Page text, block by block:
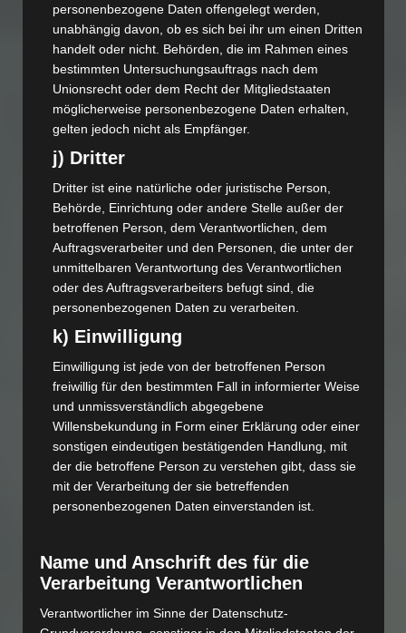
personenbezogene Daten offengelegt werden,
unabhängig davon, ob es sich bei ihr um einen Dritten
handelt oder nicht. Behörden, die im Rahmen eines
bestimmten Untersuchungsauftrags nach dem
Unionsrecht oder dem Recht der Mitgliedstaaten
möglicherweise personenbezogene Daten erhalten,
gelten jedoch nicht als Empfänger.
j) Dritter
Dritter ist eine natürliche oder juristische Person,
Behörde, Einrichtung oder andere Stelle außer der
betroffenen Person, dem Verantwortlichen, dem
Auftragsverarbeiter und den Personen, die unter der
unmittelbaren Verantwortung des Verantwortlichen
oder des Auftragsverarbeiters befugt sind, die
personenbezogenen Daten zu verarbeiten.
k) Einwilligung
Einwilligung ist jede von der betroffenen Person
freiwillig für den bestimmten Fall in informierter Weise
und unmissverständlich abgegebene
Willensbekundung in Form einer Erklärung oder einer
sonstigen eindeutigen bestätigenden Handlung, mit
der die betroffene Person zu verstehen gibt, dass sie
mit der Verarbeitung der sie betreffenden
personenbezogenen Daten einverstanden ist.
Name und Anschrift des für die
Verarbeitung Verantwortlichen
Verantwortlicher im Sinne der Datenschutz-